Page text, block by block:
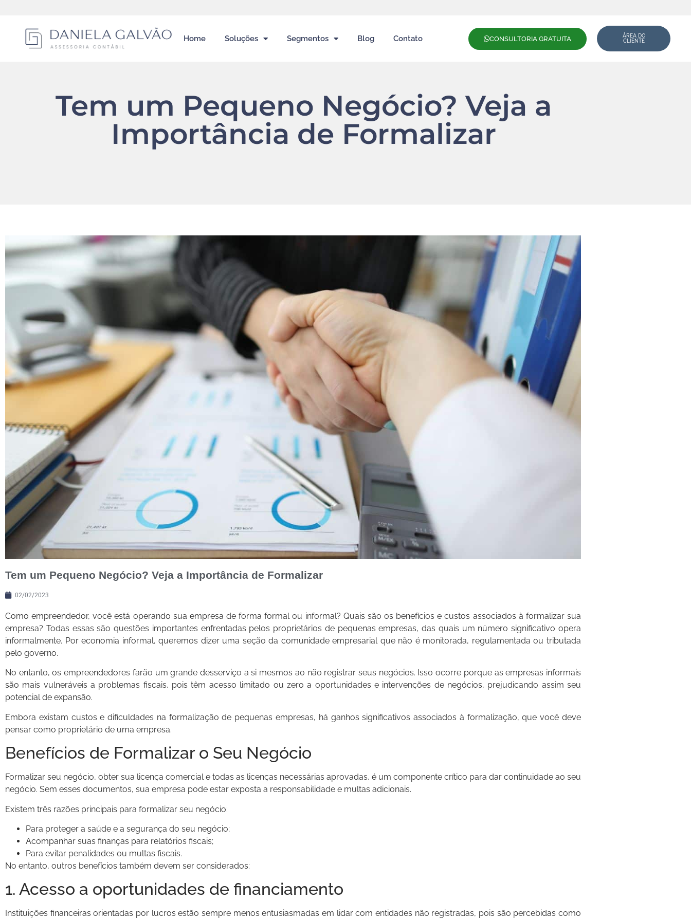
Home Soluções Segmentos Blog Contato CONSULTORIA GRATUITA
ÁREA DO
CLIENTE
Tem um Pequeno Negócio? Veja a
Importância de Formalizar
Tem um Pequeno Negócio? Veja a Importância de Formalizar
02/02/2023
Como empreendedor, você está operando sua empresa de forma formal ou informal? Quais são os benefícios e custos associados à formalizar sua
empresa? Todas essas são questões importantes enfrentadas pelos proprietários de pequenas empresas, das quais um número significativo opera
informalmente. Por economia informal, queremos dizer uma seção da comunidade empresarial que não é monitorada, regulamentada ou tributada
pelo governo.
No entanto, os empreendedores farão um grande desserviço a si mesmos ao não registrar seus negócios. Isso ocorre porque as empresas informais
são mais vulneráveis a problemas fiscais, pois têm acesso limitado ou zero a oportunidades e intervenções de negócios, prejudicando assim seu
potencial de expansão.
Embora existam custos e dificuldades na formalização de pequenas empresas, há ganhos significativos associados à formalização, que você deve
pensar como proprietário de uma empresa.
Benefícios de Formalizar o Seu Negócio
Formalizar seu negócio, obter sua licença comercial e todas as licenças necessárias aprovadas, é um componente crítico para dar continuidade ao seu
negócio. Sem esses documentos, sua empresa pode estar exposta a responsabilidade e multas adicionais.
Existem três razões principais para formalizar seu negócio:
Para proteger a saúde e a segurança do seu negócio;
Acompanhar suas finanças para relatórios fiscais;
Para evitar penalidades ou multas fiscais.
No entanto, outros benefícios também devem ser considerados:
1. Acesso a oportunidades de financiamento
Instituições financeiras orientadas por lucros estão sempre menos entusiasmadas em lidar com entidades não registradas, pois são percebidas como